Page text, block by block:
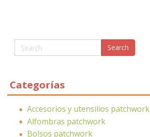
Categorías
Accesorios y utensilios patchwork
Alfombras patchwork
Bolsos patchwork